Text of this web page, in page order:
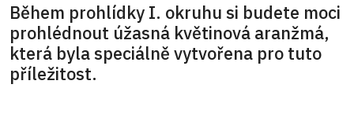
Během prohlídky I. okruhu si budete moci
prohlédnout úžasná květinová aranžmá,
která byla speciálně vytvořena pro tuto
příležitost.